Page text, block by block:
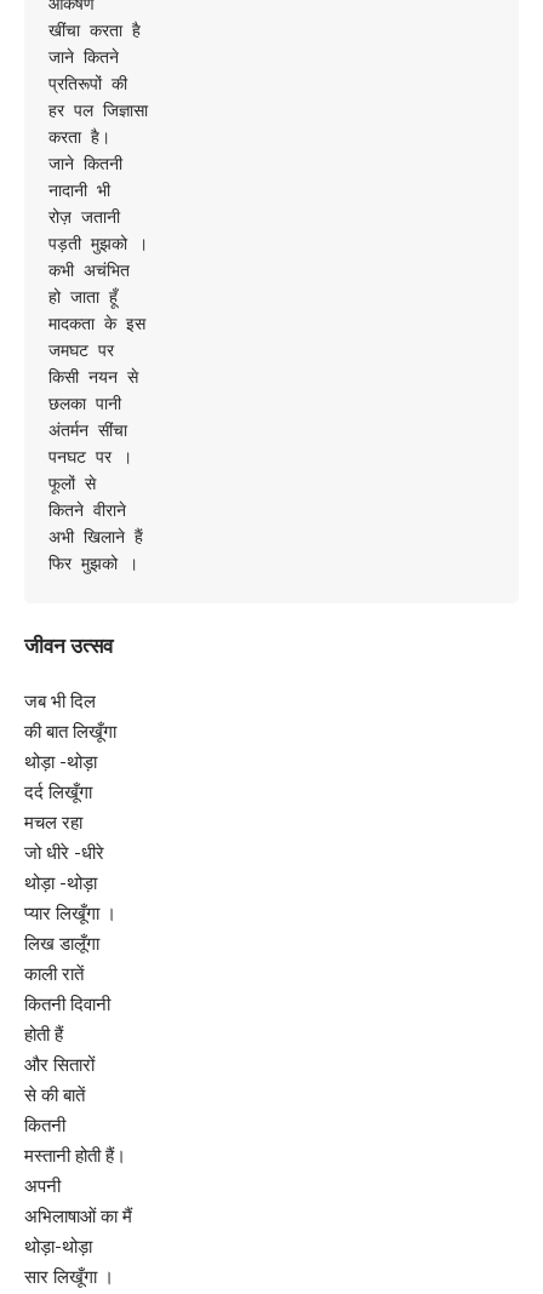
आकर्षण
खींचा करता है
जाने कितने
प्रतिरूपों की
हर पल जिज्ञासा
करता है।
जाने कितनी
नादानी भी
रोज़ जतानी
पड़ती मुझको ।
कभी अचंभित
हो जाता हूँ
मादकता के इस
जमघट पर
किसी नयन से
छलका पानी
अंतर्मन सींचा
पनघट पर ।
फूलों से
कितने वीराने
अभी खिलाने हैं
फिर मुझको ।
जीवन उत्सव
जब भी दिल
की बात लिखूँगा
थोड़ा -थोड़ा
दर्द लिखूँगा
मचल रहा
जो धीरे -धीरे
थोड़ा -थोड़ा
प्यार लिखूँगा ।
लिख डालूँगा
काली रातें
कितनी दिवानी
होती हैं
और सितारों
से की बातें
कितनी
मस्तानी होती हैं।
अपनी
अभिलाषाओं का मैं
थोड़ा-थोड़ा
सार लिखूँगा ।